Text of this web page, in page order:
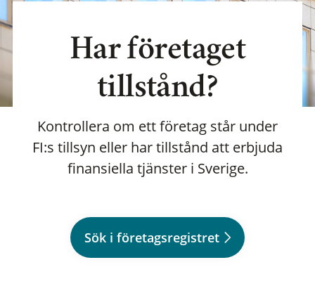
Har företaget
tillstånd?
Kontrollera om ett företag står under
FI:s tillsyn eller har tillstånd att erbjuda
finansiella tjänster i Sverige.
Sök i företagsregistret